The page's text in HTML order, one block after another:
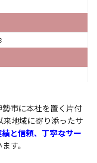
市に本社を置く片付
来地域に寄り添ったサ
と信頼、丁寧なサー
す。